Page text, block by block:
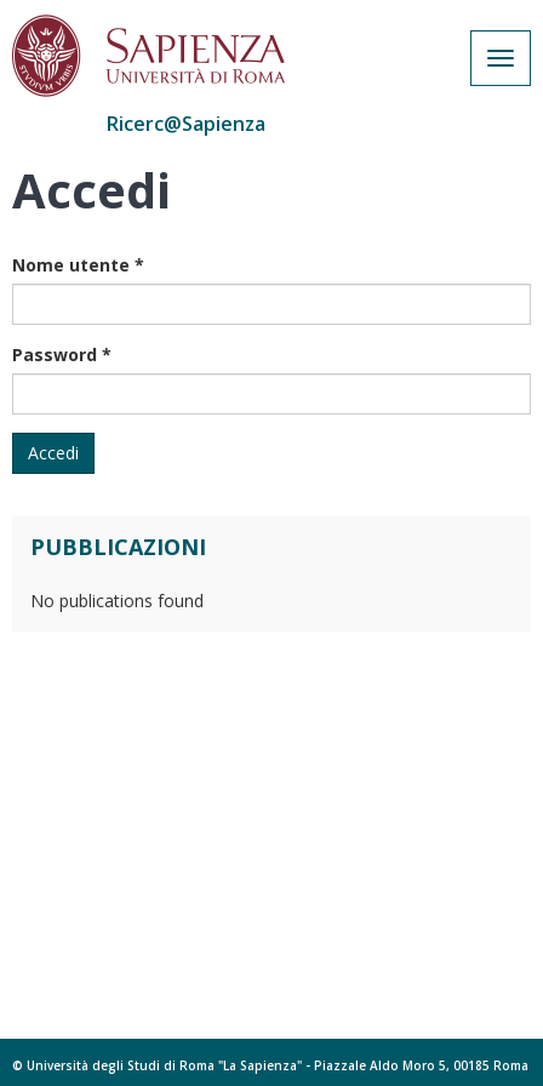
Salta
Ricerc@Sapienza
Accedi
Nome utente *
Password *
Accedi
PUBBLICAZIONI
No publications found
© Università degli Studi di Roma "La Sapienza" - Piazzale Aldo Moro 5, 00185 Roma